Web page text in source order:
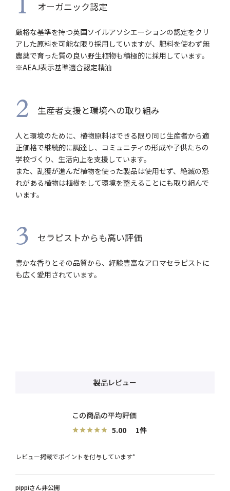
1 オーガニック認定
厳格な基準を持つ英国ソイルアソシエーションの認定をクリ
アした原料を可能な限り採用していますが、肥料を使わず無
農薬で育った質の良い野生植物も積極的に採用しています。
※AEAJ表示基準適合認定精油
2 生産者支援と環境への取り組み
人と環境のために、植物原料はできる限り同じ生産者から適
正価格で継続的に調達し、コミュニティの形成や子供たちの
学校づくり、生活向上を支援しています。
また、乱獲が進んだ植物を使った製品は使用せず、絶滅の恐
れがある植物は植樹をして環境を整えることにも取り組んで
います。
3 セラピストからも高い評価
豊かな香りとその品質から、経験豊富なアロマセラピストに
も広く愛用されています。
製品レビュー
5.00 1
レビュー掲載でポイントを付与しています*
pippi 非公開